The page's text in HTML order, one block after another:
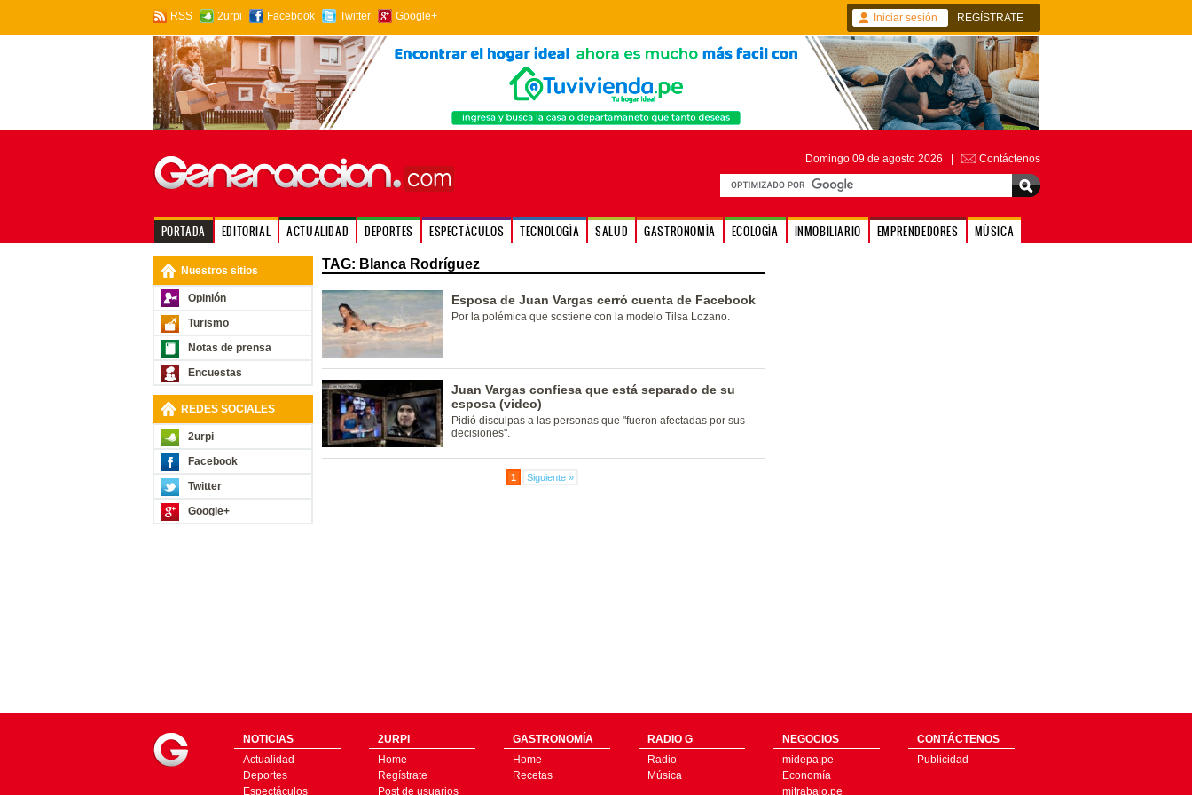
RSS 2urpi Facebook Twitter Google+ Iniciar sesión REGÍSTRATE
Domingo 09 de agosto 2026 | Contáctenos
PORTADA EDITORIAL ACTUALIDAD DEPORTES ESPECTÁCULOS TECNOLOGÍA SALUD GASTRONOMÍA ECOLOGÍA INMOBILIARIO EMPRENDEDORES MÚSICA
Nuestros sitios
Opinión
Turismo
Notas de prensa
Encuestas
REDES SOCIALES
2urpi
Facebook
Twitter
Google+
TAG: Blanca Rodríguez
Esposa de Juan Vargas cerró cuenta de Facebook
Por la polémica que sostiene con la modelo Tilsa Lozano.
Juan Vargas confiesa que está separado de su
esposa (video)
Pidió disculpas a las personas que "fueron afectadas por sus
decisiones".
1 Siguiente »
NOTICIAS
Actualidad
Deportes
Espectáculos
2URPI
Home
Regístrate
Post de usuarios
GASTRONOMÍA
Home
Recetas
RADIO G
Radio
Música
NEGOCIOS
midepa.pe
Economía
mitrabajo.pe
CONTÁCTENOS
Publicidad